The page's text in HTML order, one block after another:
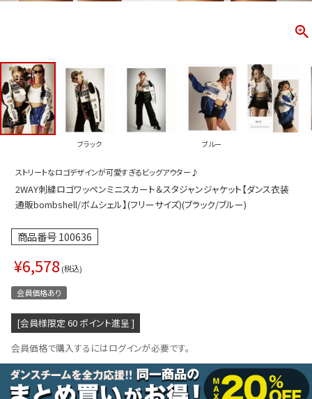
ス
ス
アップ
ース
インワン／サロペット
ラ・ニップレス
新作
トップス
ボトムス
浴衣
ブラック ブルー
ストリートなロゴデザインが可愛すぎるビッグアウター♪
2WAY刺繍ロゴワッペンミニスカート＆スタジャンジャケット【ダンス衣装
通販bombshell/ボムシェル】(フリーサイズ)(ブラック/ブルー)
商品番号100636
¥6,578 税込
会員価格あり
[会員様限定 60 ポイント進呈 ]
会員価格で購入するにはログインが必要です。